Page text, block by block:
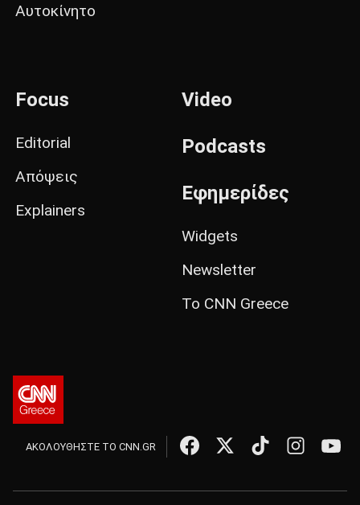
Αυτοκίνητο
Focus
Editorial
Απόψεις
Explainers
Video
Podcasts
Εφημερίδες
Widgets
Newsletter
Το CNN Greece
ΑΚΟΛΟΥΘΗΣΤΕ ΤΟ CNN.GR